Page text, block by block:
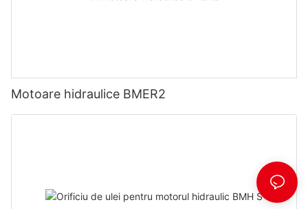
Motoare hidraulice BMER2